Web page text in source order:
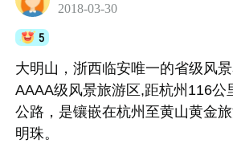
2018-03-30
5
大明山，浙西临安唯一的省级风
AAAA级风景旅游区,距杭州116公
公路，是镶嵌在杭州至黄山黄金
明珠。